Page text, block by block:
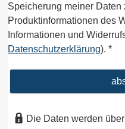
Speicherung meiner Daten
Produktinformationen des
Informationen und
Datenschutzerklärung). *
Die Daten werden